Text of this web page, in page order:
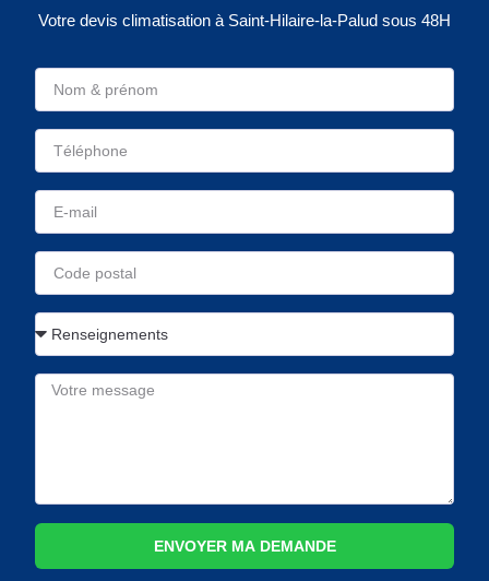
Votre devis climatisation à Saint-Hilaire-la-Palud sous 48H
ENVOYER MA DEMANDE